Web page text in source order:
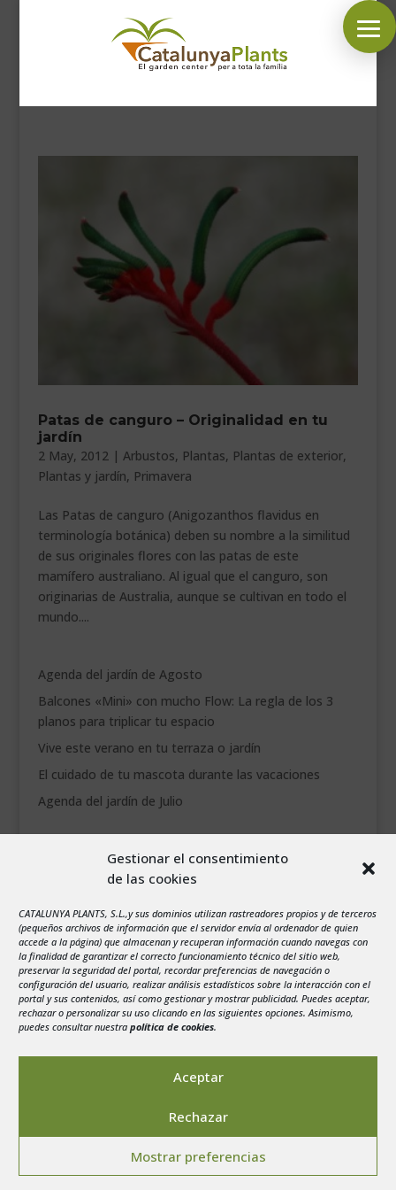
Gestionar el consentimiento
de las cookies
CATALUNYA PLANTS, S.L.,y sus dominios utilizan rastreadores propios y de terceros
(pequeños archivos de información que el servidor envía al ordenador de quien
accede a la página) que almacenan y recuperan información cuando navegas con
la finalidad de garantizar el correcto funcionamiento técnico del sitio web,
preservar la seguridad del portal, recordar preferencias de navegación o
configuración del usuario, realizar análisis estadísticos sobre la interacción con el
portal y sus contenidos, así como gestionar y mostrar publicidad. Puedes aceptar,
rechazar o personalizar su uso clicando en las siguientes opciones. Asimismo,
puedes consultar nuestra política de cookies.
Aceptar
Rechazar
Mostrar preferencias
SÍGUENOS EN:
COMPLEMENTOS JARDÍN
DECORACIÓN
BLOG
___________________________
VEURE EN CATALÀ
Patas de canguro – Originalidad en tu
jardín
2 May, 2012| Arbustos, Plantas, Plantas de exterior,
Plantas y jardín, Primavera
Las Patas de canguro (Anigozanthos flavidus en
terminología botánica) deben su nombre a la similitud
de sus originales flores con las patas de este
mamífero australiano. Al igual que el canguro, son
originarias de Australia, aunque se cultivan en todo el
mundo....
Agenda del jardín de Agosto
Balcones «Mini» con mucho Flow: La regla de los 3
planos para triplicar tu espacio
Vive este verano en tu terraza o jardín
El cuidado de tu mascota durante las vacaciones
Agenda del jardín de Julio
X J V S
3
4 5 6 7 8
9
10
11 12 13 14 15
16
17
18 19 20 21 22
23
24
25 26 27 28 29
30
31
Política de privacidad
Cookies